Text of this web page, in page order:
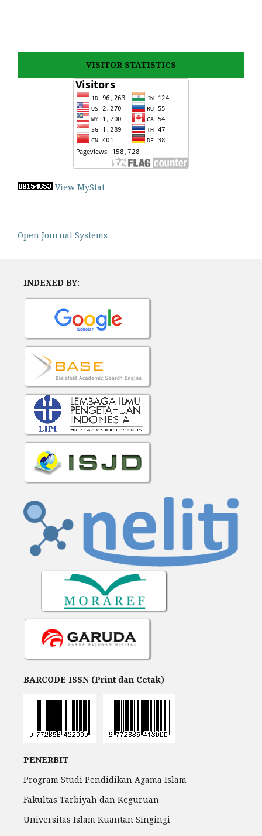
VISITOR STATISTICS
View MyStat
Open Journal Systems
INDEXED BY:
BARCODE ISSN (Print dan Cetak)
PENERBIT
Program Studi Pendidikan Agama Islam
Fakultas Tarbiyah dan Keguruan
Universitas Islam Kuantan Singingi